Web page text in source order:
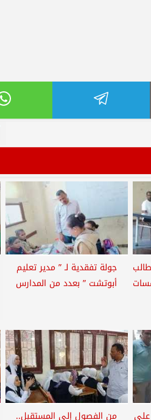
جولة تفقدية لـ ” مدير تعليم
أبوتشت ” بعدد من المدارس
من الفصول إلى المستقبل..